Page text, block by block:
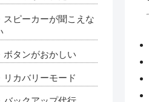
スピーカーが聞こえな
ボタンがおかしい
リカバリーモード